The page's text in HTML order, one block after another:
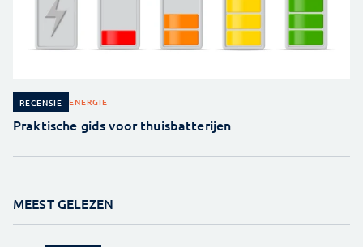
RECENSIE ENERGIE
Praktische gids voor thuisbatterijen
MEEST GELEZEN